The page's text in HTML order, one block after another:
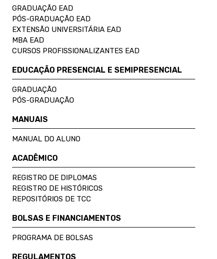
GRADUAÇÃO EAD
PÓS-GRADUAÇÃO EAD
EXTENSÃO UNIVERSITÁRIA EAD
MBA EAD
CURSOS PROFISSIONALIZANTES EAD
EDUCAÇÃO PRESENCIAL E SEMIPRESENCIAL
GRADUAÇÃO
PÓS-GRADUAÇÃO
MANUAIS
MANUAL DO ALUNO
ACADÊMICO
REGISTRO DE DIPLOMAS
REGISTRO DE HISTÓRICOS
REPOSITÓRIOS DE TCC
BOLSAS E FINANCIAMENTOS
PROGRAMA DE BOLSAS
REGULAMENTOS